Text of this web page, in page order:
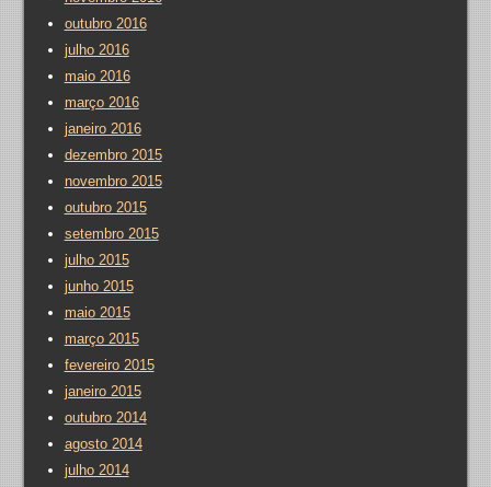
outubro 2016
julho 2016
maio 2016
março 2016
janeiro 2016
dezembro 2015
novembro 2015
outubro 2015
setembro 2015
julho 2015
junho 2015
maio 2015
março 2015
fevereiro 2015
janeiro 2015
outubro 2014
agosto 2014
julho 2014